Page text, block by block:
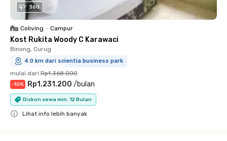
360
Coliving • Campur
Kost Rukita Woody C Karawaci
Binong, Curug
4.0 km dari scientia business park
mulai dari Rp1.368.000
-10% Rp1.231.200 /bulan
Diskon sewa min. 12 Bulan
Lihat info lebih banyak